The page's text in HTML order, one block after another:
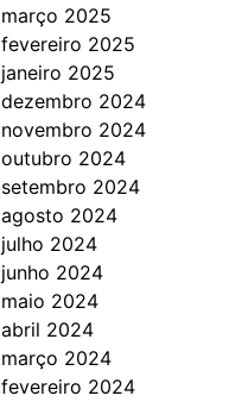
março 2025
fevereiro 2025
janeiro 2025
dezembro 2024
novembro 2024
outubro 2024
setembro 2024
agosto 2024
julho 2024
junho 2024
maio 2024
abril 2024
março 2024
fevereiro 2024